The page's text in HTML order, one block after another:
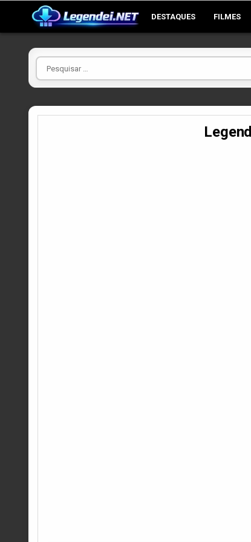
DESTAQUES FILMES
Pesquisar
por